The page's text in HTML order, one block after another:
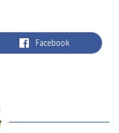
label.aria.facebook
Facebook